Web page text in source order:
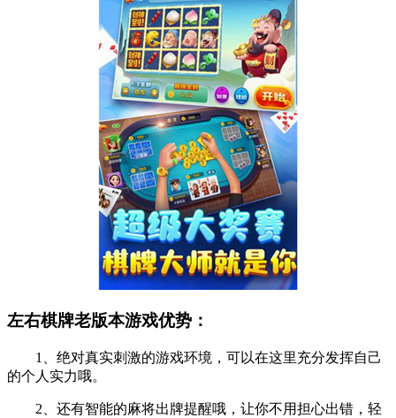
左右棋牌老版本游戏优势：
1、绝对真实刺激的游戏环境，可以在这里充分发挥自己
的个人实力哦。
2、还有智能的麻将出牌提醒哦，让你不用担心出错，轻